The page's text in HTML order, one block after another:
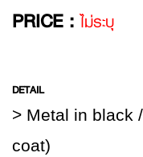
PRICE : ไม่ระบุ
DETAIL
> Metal in black
coat)